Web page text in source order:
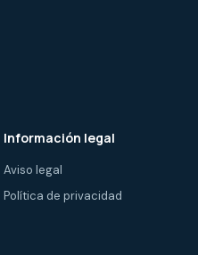
Información legal
Aviso legal
Política de privacidad